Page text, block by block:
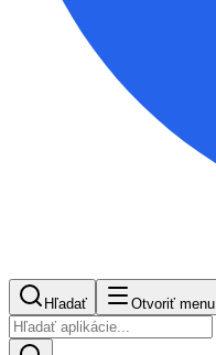
Hľadať Otvoriť menu